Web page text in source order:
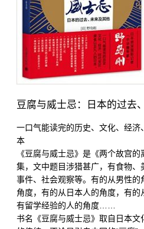
豆腐与威士忌：日本的过去
一口气能读完的历史、文化、经济
本
《豆腐与威士忌》是《两个故宫
集，文中题目涉猎甚广，有食物
事件、社会观察等。有的从男性
角度，有的从日本人的角度，有
有留学经验的人的角度……
书名《豆腐与威士忌》取自日本文